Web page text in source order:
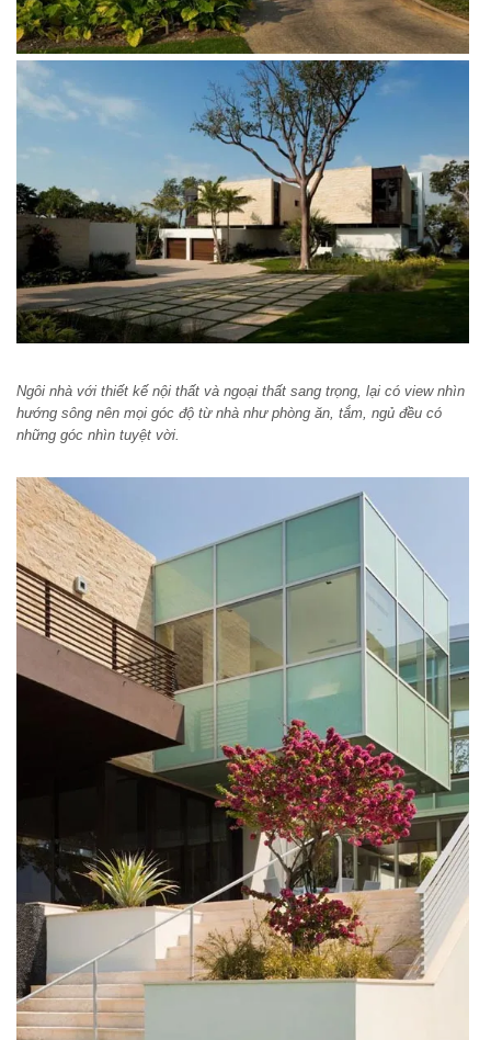
Ngôi nhà với thiết kế nội thất và ngoại thất sang trọng, lại có view nhìn
hướng sông nên mọi góc độ từ nhà như phòng ăn, tắm, ngủ đều có
những góc nhìn tuyệt vời.